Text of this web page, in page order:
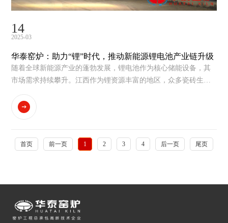
14
2025-03
华泰窑炉：助力“锂”时代，推动新能源锂电池产业链升级
随着全球新能源产业的蓬勃发展，锂电池作为核心储能设备，其
市场需求持续攀升。江西作为锂资源丰富的地区，众多瓷砖生产
线纷纷转产锂渣坯，进一步推动了锂电窑炉市场的迅猛崛起。在
这一背景下，华泰窑炉凭借其在窑炉领域多年的技术积累和创新
实力，积极布局锂电窑炉市场，为新能源锂电池产业链的完善与
首页 前一页 1 2 3 4 后一页 尾页